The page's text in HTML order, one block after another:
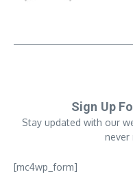
Sign Up
Stay updated with our
never
[mc4wp_form]